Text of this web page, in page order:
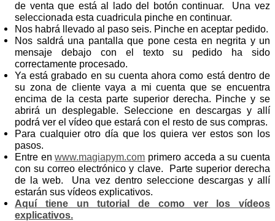
de venta que está al lado del botón continuar. Una vez
seleccionada esta cuadricula pinche en continuar.
Nos habrá llevado al paso seis. Pinche en aceptar pedido.
Nos saldrá una pantalla que pone cesta en negrita y un
mensaje debajo con el texto su pedido ha sido
correctamente procesado.
Ya está grabado en su cuenta ahora como está dentro de
su zona de cliente vaya a mi cuenta que se encuentra
encima de la cesta parte superior derecha. Pinche y se
abrirá un desplegable. Seleccione en descargas y allí
podrá ver el vídeo que estará con el resto de sus compras.
Para cualquier otro día que los quiera ver estos son los
pasos.
Entre enwww.magiapym.com primero acceda a su cuenta
con su correo electrónico y clave. Parte superior derecha
de la web. Una vez dentro seleccione descargas y allí
estarán sus vídeos explicativos.
Aquí tiene un tutorial de como ver los vídeos
explicativos.